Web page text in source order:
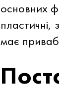
основних
має